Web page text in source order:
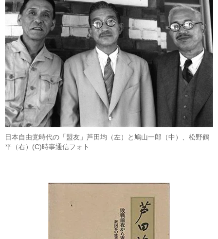
日本自由党時代の「盟友」芦田均（左）と鳩山一郎（中）、松野鶴
平（右）(C)時事通信フォト